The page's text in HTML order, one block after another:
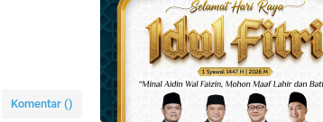
Komentar ()